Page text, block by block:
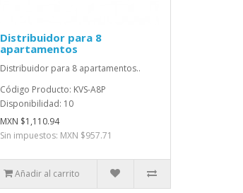
Distribuidor para 8
apartamentos
Distribuidor para 8 apartamentos..
Código Producto: KVS-A8P
Disponibilidad: 10
MXN $1,110.94
Sin impuestos: MXN $957.71
Añadir al carrito